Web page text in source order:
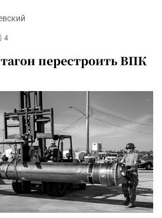
4
перестроить ВПК